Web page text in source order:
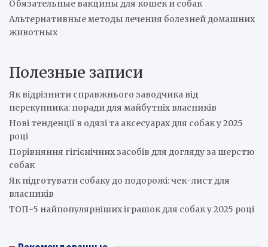
Обязательные вакцины для кошек и собак
Альтернативные методы лечения болезней домашних
животных
Полезные записи
Як відрізнити справжнього заводчика від
перекупника: поради для майбутніх власників
Нові тенденції в одязі та аксесуарах для собак у 2025
році
Порівняння гігієнічних засобів для догляду за шерстю
собак
Як підготувати собаку до подорожі: чек-лист для
власників
ТОП-5 найпопулярніших іграшок для собак у 2025 році